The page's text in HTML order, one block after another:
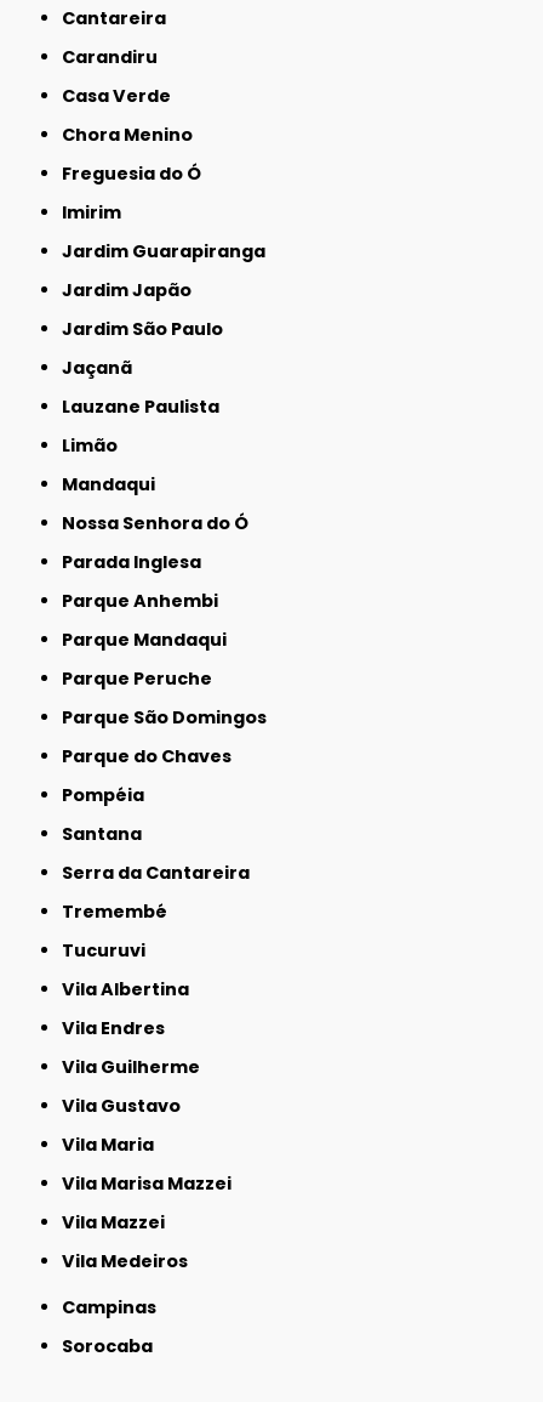
Cantareira
Carandiru
Casa Verde
Chora Menino
Freguesia do Ó
Imirim
Jardim Guarapiranga
Jardim Japão
Jardim São Paulo
Jaçanã
Lauzane Paulista
Limão
Mandaqui
Nossa Senhora do Ó
Parada Inglesa
Parque Anhembi
Parque Mandaqui
Parque Peruche
Parque São Domingos
Parque do Chaves
Pompéia
Santana
Serra da Cantareira
Tremembé
Tucuruvi
Vila Albertina
Vila Endres
Vila Guilherme
Vila Gustavo
Vila Maria
Vila Marisa Mazzei
Vila Mazzei
Vila Medeiros
Campinas
Sorocaba